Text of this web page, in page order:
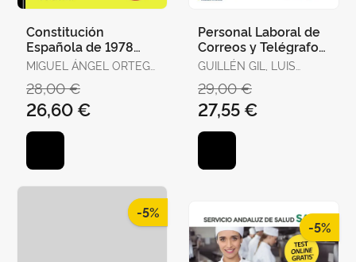
Constitución
Española de 1978
para Oposiciones.
Test Ordenados por
Artículos, Re
MIGUEL ÁNGEL ORTEGA
28,00 €
26,60 €
Personal Laboral de
Correos y Telégrafos.
Temario Volumen 1
GUILLÉN GIL, LUIS
DE CATALUNYA /
GUILLEN DIAZ,
LOURDES ALEJANDRA
29,00 €
27,55 €
-5%
-5%